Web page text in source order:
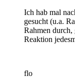
Ich hab mal
gesucht (u.a.
Rahmen durch,
Reaktion
flo